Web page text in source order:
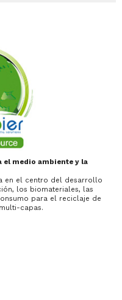
el medio ambiente y la
el centro del desarrollo
los biomateriales, las
para el reciclaje de
capas.